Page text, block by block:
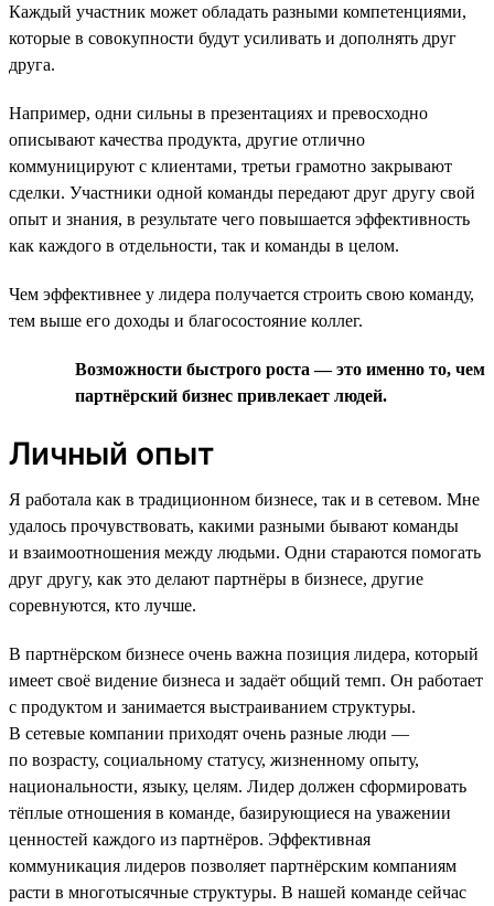
Каждый участник может обладать разными компетенциями,
которые в совокупности будут усиливать и дополнять друг
друга.
Например, одни сильны в презентациях и превосходно
описывают качества продукта, другие отлично
коммуницируют с клиентами, третьи грамотно закрывают
сделки. Участники одной команды передают друг другу свой
опыт и знания, в результате чего повышается эффективность
как каждого в отдельности, так и команды в целом.
Чем эффективнее у лидера получается строить свою команду,
тем выше его доходы и благосостояние коллег.
Возможности быстрого роста — это именно то, чем
партнёрский бизнес привлекает людей.
Личный опыт
Я работала как в традиционном бизнесе, так и в сетевом. Мне
удалось прочувствовать, какими разными бывают команды
и взаимоотношения между людьми. Одни стараются помогать
друг другу, как это делают партнёры в бизнесе, другие
соревнуются, кто лучше.
В партнёрском бизнесе очень важна позиция лидера, который
имеет своё видение бизнеса и задаёт общий темп. Он работает
с продуктом и занимается выстраиванием структуры.
В сетевые компании приходят очень разные люди —
по возрасту, социальному статусу, жизненному опыту,
национальности, языку, целям. Лидер должен сформировать
тёплые отношения в команде, базирующиеся на уважении
ценностей каждого из партнёров. Эффективная
коммуникация лидеров позволяет партнёрским компаниям
расти в многотысячные структуры. В нашей команде сейчас